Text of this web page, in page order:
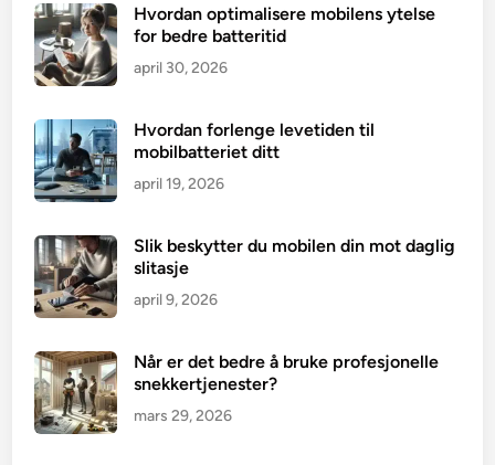
Hvordan optimalisere mobilens ytelse
for bedre batteritid
april 30, 2026
Hvordan forlenge levetiden til
mobilbatteriet ditt
april 19, 2026
Slik beskytter du mobilen din mot daglig
slitasje
april 9, 2026
Når er det bedre å bruke profesjonelle
snekkertjenester?
mars 29, 2026